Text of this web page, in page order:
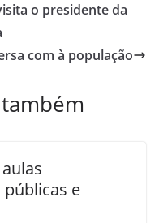
o presidente da
com à população
públicas e